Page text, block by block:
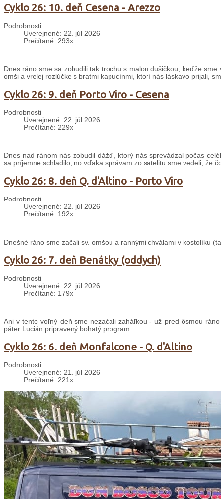
Cyklo 26: 10. deň Cesena - Arezzo
Podrobnosti
Uverejnené: 22. júl 2026
Prečítané: 293x
Dnes ráno sme sa zobudili tak trochu s malou dušičkou, keďže
omši a vrelej rozlúčke s bratmi kapucínmi, ktorí nás láskavo prijali,
Cyklo 26: 9. deň Porto Viro - Cesena
Podrobnosti
Uverejnené: 22. júl 2026
Prečítané: 229x
Dnes nad ránom nás zobudil dážď, ktorý nás sprevádzal počas
sa príjemne schladilo, no vďaka správam zo satelitu sme vedeli, že
Cyklo 26: 8. deň Q. d'Altino - Porto Viro
Podrobnosti
Uverejnené: 22. júl 2026
Prečítané: 192x
Dnešné ráno sme začali sv. omšou a rannými chválami v kostolíku
Cyklo 26: 7. deň Benátky (oddych)
Podrobnosti
Uverejnené: 22. júl 2026
Prečítané: 179x
Ani v tento voľný deň sme nezaćali zaháľkou - už pred ôsmou
páter Lucián pripravený bohatý program.
Cyklo 26: 6. deň Monfalcone - Q. d'Altino
Podrobnosti
Uverejnené: 21. júl 2026
Prečítané: 221x